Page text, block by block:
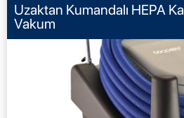
Uzaktan Kumandalı HEPA
Vakum